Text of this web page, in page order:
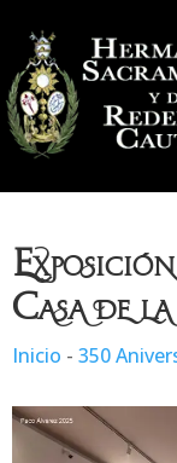
Casa de
Inicio - 350